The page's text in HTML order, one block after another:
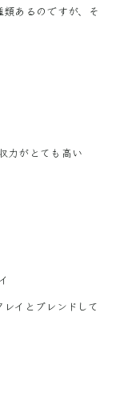
あるのですが、そ
力がとても高い
イとブレンドして